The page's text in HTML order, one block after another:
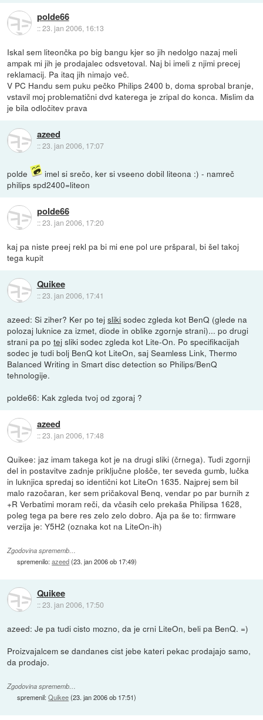
polde66
::23. jan 2006, 16:13
Iskal sem liteončka po big bangu kjer so jih nedolgo nazaj meli
ampak mi jih je prodajalec odsvetoval. Naj bi imeli z njimi precej
reklamacij. Pa itaq jih nimajo več.
V PC Handu sem puku pečko Philips 2400 b, doma sprobal branje,
vstavil moj problematični dvd katerega je zripal do konca. Mislim da
je bila odločitev prava
azeed
::23. jan 2006, 17:07
polde
imel si srečo, ker si vseeno dobil liteona :) - namreč
philips spd2400=liteon
polde66
::23. jan 2006, 17:20
kaj pa niste preej rekl pa bi mi ene pol ure pršparal, bi šel takoj
tega kupit
Quikee
::23. jan 2006, 17:41
azeed: Si ziher? Ker po tejsliki sodec zgleda kot BenQ (glede na
polozaj luknice za izmet, diode in oblike zgornje strani)... po drugi
strani pa potej sliki sodec zgleda kot Lite-On. Po specifikacijah
sodec je tudi bolj BenQ kot LiteOn, saj Seamless Link, Thermo
Balanced Writing in Smart disc detection so Philips/BenQ
tehnologije.
polde66: Kak zgleda tvoj od zgoraj ?
azeed
::23. jan 2006, 17:48
Quikee: jaz imam takega kot je na drugi sliki (črnega). Tudi zgornji
del in postavitve zadnje priključne plošče, ter seveda gumb, lučka
in luknjica spredaj so identični kot LiteOn 1635. Najprej sem bil
malo razočaran, ker sem pričakoval Benq, vendar po par burnih z
+R Verbatimi moram reči, da včasih celo prekaša Philipsa 1628,
poleg tega pa bere res zelo zelo dobro. Aja pa še to: firmware
verzija je: Y5H2 (oznaka kot na LiteOn-ih)
Zgodovina sprememb…
spremenilo:azeed(23. jan 2006 ob 17:49)
Quikee
::23. jan 2006, 17:50
azeed: Je pa tudi cisto mozno, da je crni LiteOn, beli pa BenQ. =)
Proizvajalcem se dandanes cist jebe kateri pekac prodajajo samo,
da prodajo.
Zgodovina sprememb…
spremenil:Quikee(23. jan 2006 ob 17:51)